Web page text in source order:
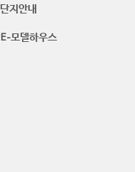
단지안내
E-모델하우스